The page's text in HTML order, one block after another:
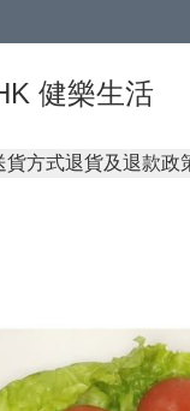
健樂生活
貨方式退貨及退款政